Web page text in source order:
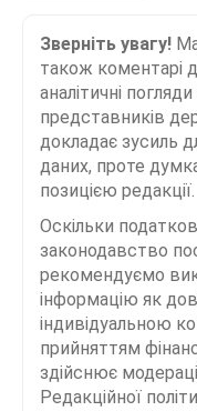
Зверніть увагу!
також коментарі
аналітичні
представників
докладає зусиль
даних, проте
позицією редакції.
Оскільки
законодавство
рекомендуємо
інформацію як
індивідуальною
прийняттям
здійснює
Редакційної